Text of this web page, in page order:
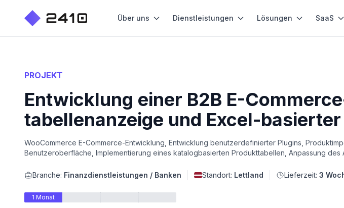
Über uns Dienstleistungen Lösungen SaaS
PROJEKT
Entwicklung einer B2B E-
tabellenanzeige und Excel-
WooCommerce E-Commerce-Entwicklung, Entwicklung benutzerdefinierter Plugins,
Benutzeroberfläche, Implementierung eines katalogbasierten Produkttabellen, Anpassung des
Branche: Finanzdienstleistungen / Banken Standort: Lettland Lieferzeit: 3
1 Monat